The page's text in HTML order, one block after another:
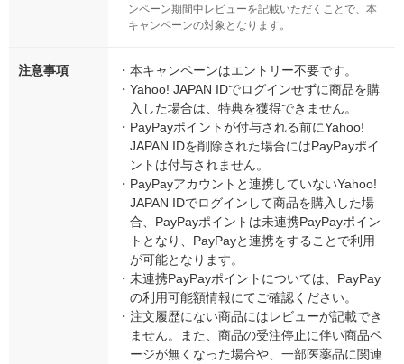
ンペーン期間中レビューを記載いただくことで、本
キャンペーンの対象となります。
注意事項 ・ 本キャンペーンはエントリー不要です。
・ Yahoo! JAPAN IDでログインせずに商品を購
入した場合は、特典を獲得できません。
・ PayPayポイントが付与される前にYahoo!
JAPAN IDを削除された場合にはPayPayポイ
ントは付与されません。
・ PayPayアカウントと連携していないYahoo!
JAPAN IDでログインして商品を購入した場
合、PayPayポイントは未連携PayPayポイン
トとなり、PayPayと連携をすることで利用
が可能となります。
・ 未連携PayPayポイントについては、PayPay
の利用可能額情報にてご確認ください。
・ 注文履歴にない商品にはレビューが記載でき
ません。また、商品の受注停止に伴い商品ペ
ージが無くなった場合や、一部医薬品に関連